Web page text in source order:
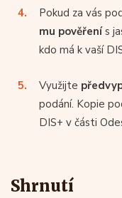
Pokud za vás
mu pověřenís
kdo má k vaší
Využijte
podání. Kopie
DIS+ v části
Shrnutí